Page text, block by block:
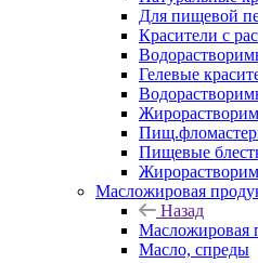
Для пищевой
Красители с
Гелевые
Пищевые
Масложировая
Назад
Масложировая
Масло, спреды